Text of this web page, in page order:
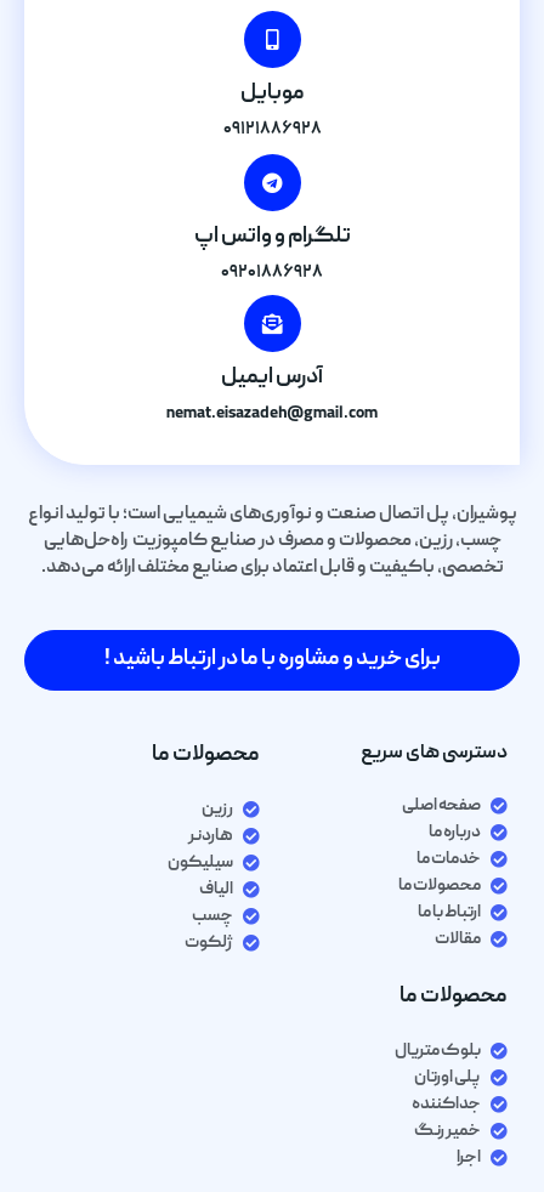
موبایل
۰۹۱۲۱۸۸۶۹۲۸
تلگرام و واتس اپ
۰۹۲۰۱۸۸۶۹۲۸
آدرس ایمیل
nemat.eisazadeh@gmail.com
پوشیران، پل اتصال صنعت و نوآوری‌های شیمیایی است؛ با تولید انواع
چسب، رزین، محصولات و مصرف در صنایع کامپوزیت راه‌حل‌هایی
تخصصی، باکیفیت و قابل اعتماد برای صنایع مختلف ارائه می‌دهد.
برای خرید و مشاوره با ما در ارتباط باشید !
دسترسی های سریع
صفحه اصلی
درباره ما
خدمات ما
محصولات ما
ارتباط با ما
مقالات
محصولات ما
رزین
هاردنر
سیلیکون
الیاف
چسب
ژلکوت
محصولات ما
بلوک متریال
پلی اورتان
جداکننده
خمیر رنگ
اجرا